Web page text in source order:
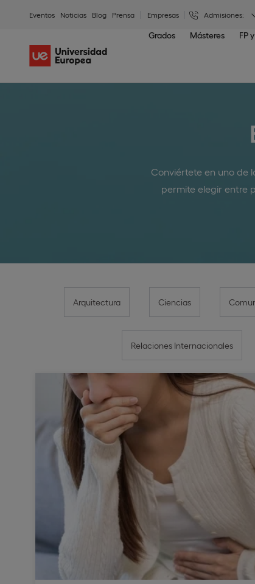
Eventos Noticias Blog Prensa Empresas Admisiones:
Grados Másteres FP
Conviértete en uno de
permite elegir entre
Arquitectura Ciencias
Relaciones Internacionales